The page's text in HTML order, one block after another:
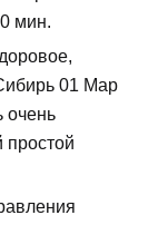
мин.
01 Мар
очень
простой